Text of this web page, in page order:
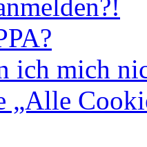
ich mich
„Alle